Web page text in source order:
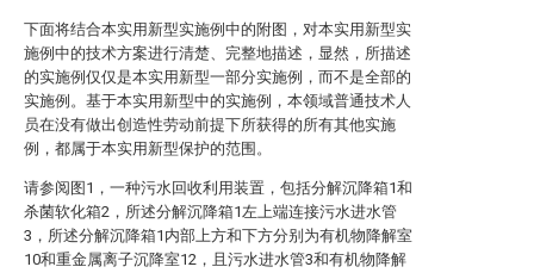
下面将结合本实用新型实施例中的附图，对本实用新型实
施例中的技术方案进行清楚、完整地描述，显然，所描述
的实施例仅仅是本实用新型一部分实施例，而不是全部的
实施例。基于本实用新型中的实施例，本领域普通技术人
员在没有做出创造性劳动前提下所获得的所有其他实施
例，都属于本实用新型保护的范围。
请参阅图1，一种污水回收利用装置，包括分解沉降箱1和
杀菌软化箱2，所述分解沉降箱1左上端连接污水进水管
3，所述分解沉降箱1内部上方和下方分别为有机物降解室
10和重金属离子沉降室12，且污水进水管3和有机物降解